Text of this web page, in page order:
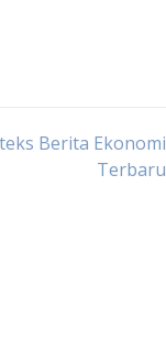
Berita Ekonomi
Terbaru